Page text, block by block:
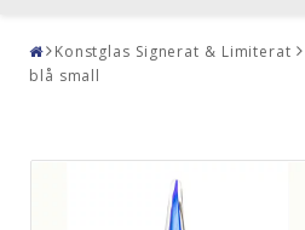
Konstglas Signerat & Limiterat
blå small